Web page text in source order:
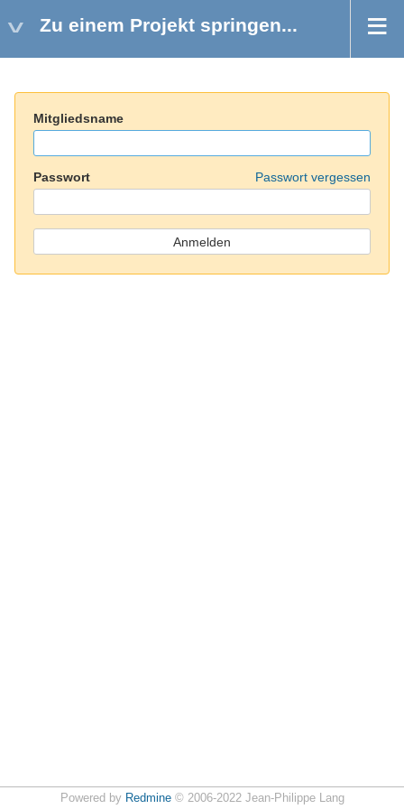
Zu einem Projekt springen...
Mitgliedsname
Passwort Passwort vergessen
Powered by Redmine© 2006-2022 Jean-Philippe Lang